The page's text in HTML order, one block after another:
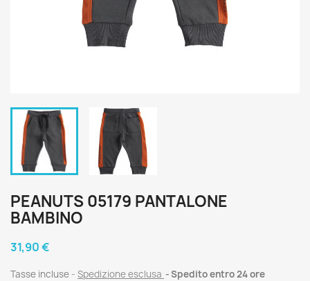
PEANUTS 05179 PANTALONE
BAMBINO
31,90 €
Tasse incluse Spedizione esclusa Spedito entro 24 ore